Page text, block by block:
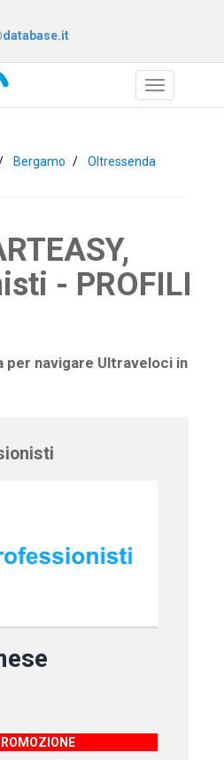
Bergamo
Oltressenda
- PROFILI
navigare Ultraveloci in